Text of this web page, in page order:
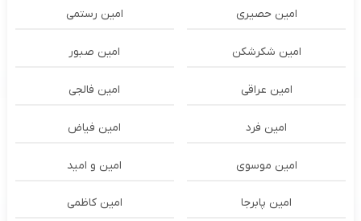
امین حصیری امین رستمی
امین شکرشکن امین صبور
امین عراقی امین فالجی
امین فرد امین فیاض
امین موسوی امین و امید
امین پابرجا امین کاظمی